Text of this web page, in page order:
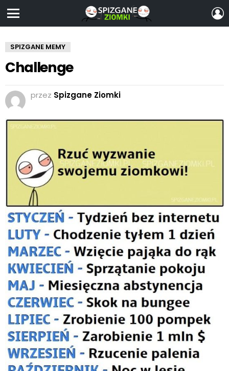
SPIZGANE MEMY
Challenge
przez Spizgane Ziomki